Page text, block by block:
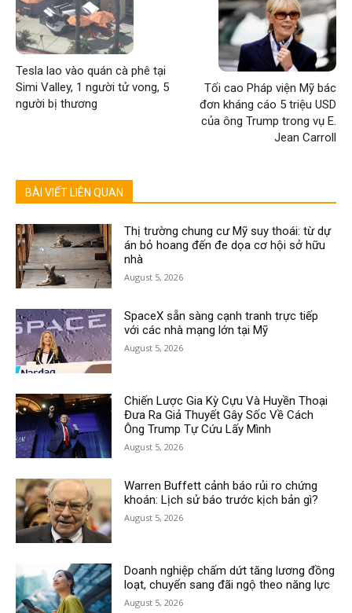
Tesla lao vào quán cà phê tại
Simi Valley, 1 người tử vong, 5
người bị thương
Tối cao Pháp viện Mỹ bác
đơn kháng cáo 5 triệu USD
của ông Trump trong vụ E.
Jean Carroll
BÀI VIẾT LIÊN QUAN
Thị trường chung cư Mỹ suy thoái: từ dự
án bỏ hoang đến đe dọa cơ hội sở hữu
nhà
August 5, 2026
SpaceX sẵn sàng cạnh tranh trực tiếp
với các nhà mạng lớn tại Mỹ
August 5, 2026
Chiến Lược Gia Kỳ Cựu Và Huyền Thoại
Đưa Ra Giả Thuyết Gây Sốc Về Cách
Ông Trump Tự Cứu Lấy Mình
August 5, 2026
Warren Buffett cảnh báo rủi ro chứng
khoán: Lịch sử báo trước kịch bản gì?
August 5, 2026
Doanh nghiệp chấm dứt tăng lương đồng
loạt, chuyển sang đãi ngộ theo năng lực
August 5, 2026